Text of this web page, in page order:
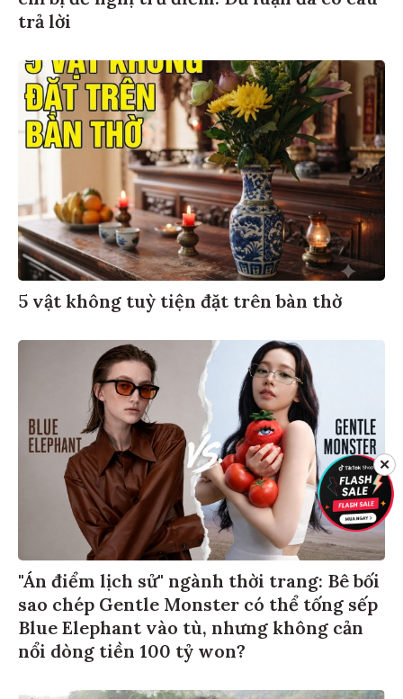
trả lời
5 vật không tuỳ tiện đặt trên bàn thờ
"Án điểm lịch sử" ngành thời trang: Bê bối
sao chép Gentle Monster có thể tống sếp
Blue Elephant vào tù, nhưng không cản
nổi dòng tiền 100 tỷ won?
✕